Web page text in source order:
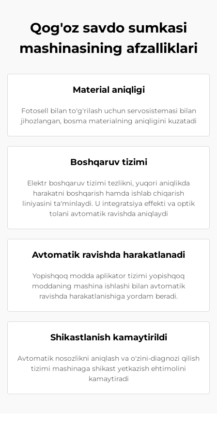
Qog'oz savdo sumkasi
mashinasining afzalliklari
Material aniqligi
Fotosell bilan to'g'rilash uchun servosistemasi bilan
jihozlangan, bosma materialning aniqligini kuzatadi
Boshqaruv tizimi
Elektr boshqaruv tizimi tezlikni, yuqori aniqlikda
harakatni boshqarish hamda ishlab chiqarish
liniyasini ta'minlaydi. U integratsiya effekti va optik
tolani avtomatik ravishda aniqlaydi
Avtomatik ravishda harakatlanadi
Yopishqoq modda aplikator tizimi yopishqoq
moddaning mashina ishlashi bilan avtomatik
ravishda harakatlanishiga yordam beradi.
Shikastlanish kamaytirildi
Avtomatik nosozlikni aniqlash va o'zini-diagnozi qilish
tizimi mashinaga shikast yetkazish ehtimolini
kamaytiradi